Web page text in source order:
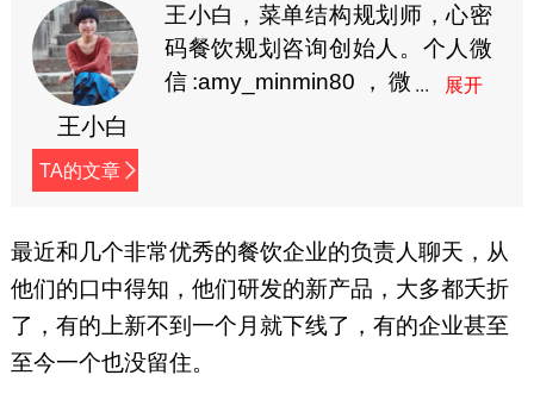
王小白
TA的文章
王小白，菜单结构规划师，心密
码餐饮规划咨询创始人。个人微
信:amy_minmin80，微
最近和几个非常优秀的餐饮企业的负责人聊天，从
他们的口中得知，他们研发的新产品，大多都夭折
了，有的上新不到一个月就下线了，有的企业甚至
至今一个也没留住。